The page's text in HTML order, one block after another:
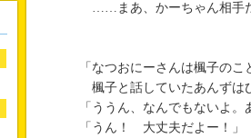
……まあ、かーちゃん相手だ
「なつおにーさんは楓子の
楓子と話していたあんずは
「ううん、なんでもないよ。
「うん！ 大丈夫だよー！」